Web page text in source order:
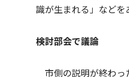
識が生まれる」などを
検討部会で議論
市側の説明が終わっ